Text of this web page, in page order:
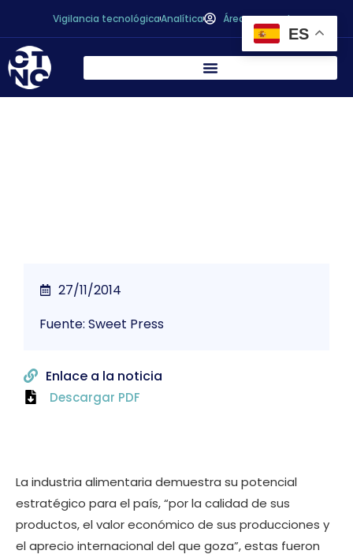
Vigilancia tecnológicaAnalítica Área personal
La industria alimentaria demuestra su potencial
estratégico para el país, “por la calidad de sus
productos, el valor económico de sus producciones y
el aprecio internacional del que goza”, estas fueron
27/11/2014
Fuente: Sweet Press
Enlace a la noticia
Descargar PDF
ES